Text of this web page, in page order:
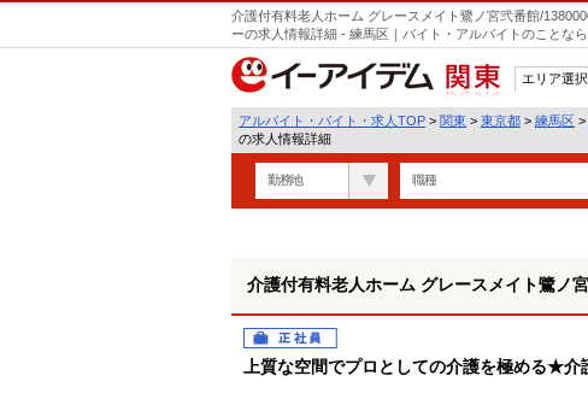
介護付有料老人ホーム グレースメイト鷺ノ宮弐番館/
ーの求人情報詳細 - 練馬区｜バイト・アルバイトのことな
関東
エリア選択
アルバイト・バイト・求人TOP > 関東 > 東京都 > 練馬区 >
の求人情報詳細
勤務地 職種
介護付有料老人ホーム グレースメイト鷺ノ
正社員
上質な空間でプロとしての介護を極める★介